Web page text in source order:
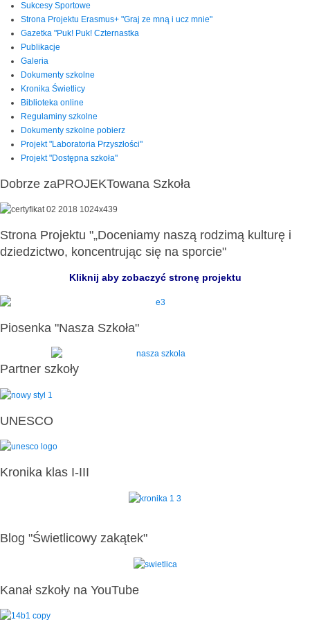
Sukcesy Sportowe
Strona Projektu Erasmus+ "Graj ze mną i ucz mnie"
Gazetka "Puk! Puk! Czternastka
Publikacje
Galeria
Dokumenty szkolne
Kronika Świetlicy
Biblioteka online
Regulaminy szkolne
Dokumenty szkolne pobierz
Projekt "Laboratoria Przyszłości"
Projekt "Dostępna szkoła"
Dobrze zaPROJEKTowana Szkoła
Strona Projektu "„Doceniamy naszą rodzimą kulturę i
dziedzictwo, koncentrując się na sporcie"
Kliknij aby zobaczyć stronę projektu
Piosenka "Nasza Szkoła"
Partner szkoły
UNESCO
Kronika klas I-III
Blog "Świetlicowy zakątek"
Kanał szkoły na YouTube